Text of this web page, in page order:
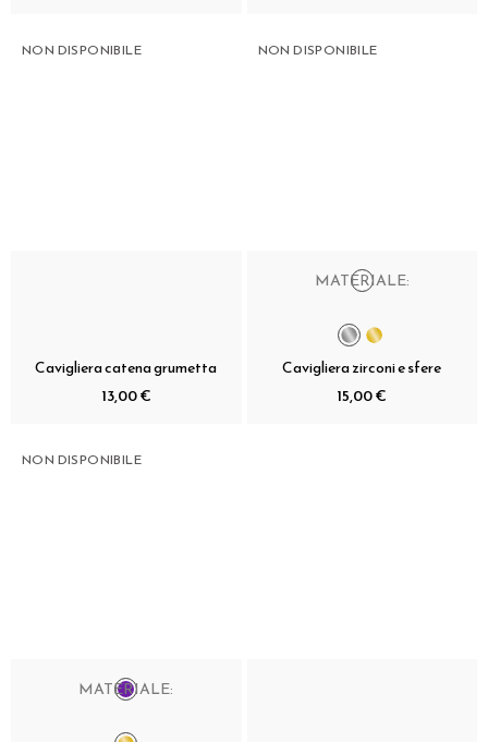
NON DISPONIBILE
Cavigliera catena grumetta
13,00 €
NON DISPONIBILE
MATERIALE:
Cavigliera zirconi e sfere
15,00 €
NON DISPONIBILE
MATERIALE: